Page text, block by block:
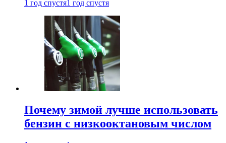
1 год спустя1 год спустя
Почему зимой лучше использовать
бензин с низкооктановым числом